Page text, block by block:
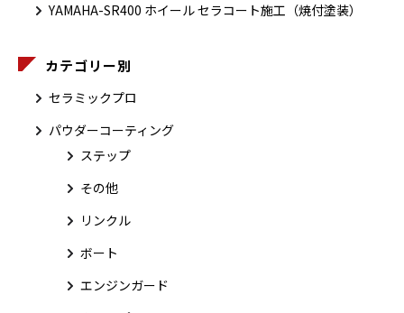
YAMAHA-SR400 ホイール セラコート施工（焼付塗装）
カテゴリー別
セラミックプロ
パウダーコーティング
ステップ
その他
リンクル
ボート
エンジンガード